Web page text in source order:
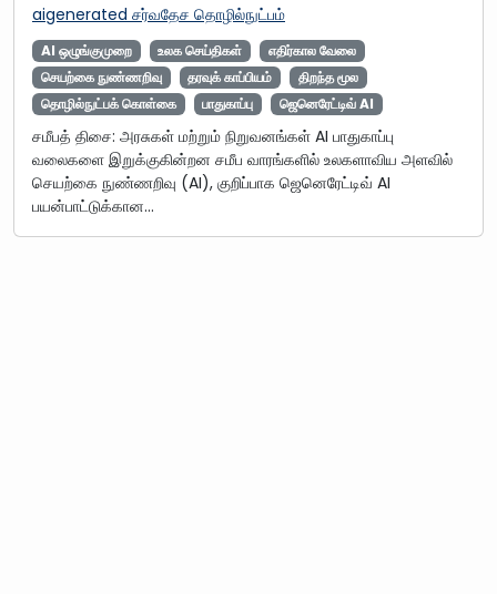
aigenerated சர்வதேச தொழில்நுட்பம்
AI ஒழுங்குமுறை உலக செய்திகள்
எதிர்கால வேலை
செயற்கை நுண்ணறிவு
தரவுக் காப்பியம்
திறந்த மூல
தொழில்நுட்பக் கொள்கை
பாதுகாப்பு ஜெனெரேட்டிவ் AI
சமீபத் திசை: அரசுகள் மற்றும் நிறுவனங்கள் AI பாதுகாப்பு
வலைகளை இறுக்குகின்றன சமீப வாரங்களில் உலகளாவிய அளவில்
செயற்கை நுண்ணறிவு (AI), குறிப்பாக ஜெனெரேட்டிவ் AI
பயன்பாட்டுக்கான…